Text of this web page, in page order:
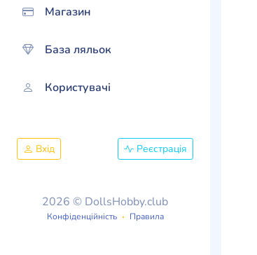
Магазин
База ляльок
Користувачі
Вхід Реєстрація
2026 © DollsHobby.club
Конфіденційність Правила